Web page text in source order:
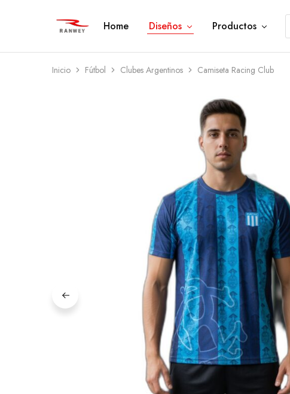
Ranwey
Tu
Tu
Diseño
Tu
Tu
—
Remeras,
Home Diseños Productos
Inicio Fútbol Clubes Argentinos Camiseta Racing Club